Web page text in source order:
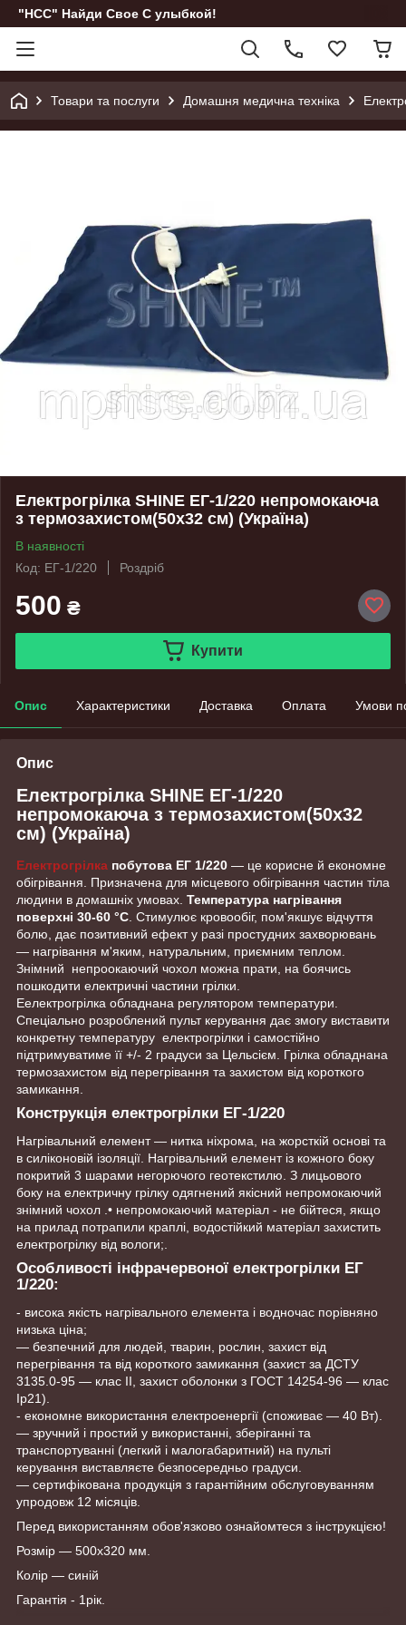
"НСС" Найди Свое С улыбкой!
Товари та послуги Домашня медична техніка
Електрогрілка SHINE ЕГ-1/220 непромокаюча
з термозахистом(50х32 см) (Україна)
В наявності
Код: ЕГ-1/220
Роздріб
500 ₴
Купити
Опис Характеристики Доставка Оплата Умови
Опис
Електрогрілка SHINE ЕГ-1/220
непромокаюча з термозахистом(50х32
см) (Україна)
Електрогрілка побутова ЕГ 1/220 — це корисне й економне
обігрівання. Призначена для місцевого обігрівання частин тіла
людини в домашніх умовах. Температура нагрівання
поверхні 30-60 °C. Стимулює кровообіг, пом'якшує відчуття
болю, дає позитивний ефект у разі простудних захворювань
— нагрівання м'яким, натуральним, приємним теплом.
Знімний непроокаючий чохол можна прати, на боячись
пошкодити електричні частини грілки.
Еелектрогрілка обладнана регулятором температури.
Спеціально розроблений пульт керування дає змогу виставити
конкретну температуру електрогрілки і самостійно
підтримуватиме її +/- 2 градуси за Цельсієм. Грілка обладнана
термозахистом від перегрівання та захистом від короткого
замикання.
Конструкція електрогрілки ЕГ-1/220
Нагрівальний елемент — нитка ніхрома, на жорсткій основі та
в силіконовій ізоляції. Нагрівальний елемент із кожного боку
покритий 3 шарами негорючого геотекстилю. З лицьового
боку на електричну грілку одягнений якісний непромокаючий
знімний чохол .• непромокаючий матеріал - не бійтеся, якщо
на прилад потрапили краплі, водостійкий матеріал захистить
електрогрілку від вологи;.
Особливості інфрачервоної електрогрілки ЕГ
1/220:
- висока якість нагрівального елемента і водночас порівняно
низька ціна;
— безпечний для людей, тварин, рослин, захист від
перегрівання та від короткого замикання (захист за ДСТУ
3135.0-95 — клас II, захист оболонки з ГОСТ 14254-96 — клас
Ip21).
- економне використання електроенергії (споживає — 40 Вт).
— зручний і простий у використанні, зберіганні та
транспортуванні (легкий і малогабаритний) на пульті
керування виставляєте безпосередньо градуси.
— сертифікована продукція з гарантійним обслуговуванням
упродовж 12 місяців.
Перед використанням обов'язково ознайомтеся з інструкцією!
Розмір — 500х320 мм.
Колір — синій
Гарантія - 1рік.